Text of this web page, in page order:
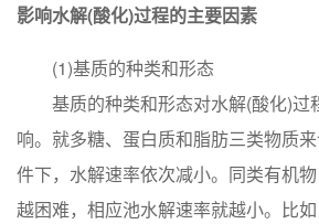
影响水解(酸化)过程的主要因素
(1)基质的种类和形态
基质的种类和形态对水解(酸化)过
响。就多糖、蛋白质和脂肪三类物质
件下，水解速率依次减小。同类有机
越困难，相应池水解速率就越小。比如